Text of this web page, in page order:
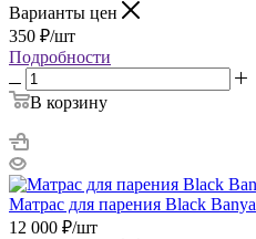
Варианты цен
350 ₽/шт
Подробности
В корзину
Матрас для парения Black Banya
12 000 ₽/шт